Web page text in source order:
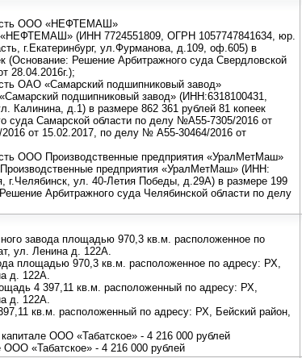
ООО «НЕФТЕМАШ»
(ИНН 7724551809, ОГРН 1057747841634, юр.
г.Екатеринбург, ул.Фурманова, д.109, оф.605) в
(Основание: Решение Арбитражного суда Свердловской
28.04.2016г.);
ОАО «Самарский подшипниковый завод»
подшипниковый завод» (ИНН:6318100431,
Калинина, д.1) в размере 862 361 рублей 81 копеек
суда Самарской области по делу №А55-7305/2016 от
от 15.02.2017, по делу № А55-30464/2016 от
ООО Производственные предприятия «УралМетМаш»
предприятия «УралМетМаш» (ИНН:
г.Челябинск, ул. 40-Летия Победы, д.29А) в размере 199
Арбитражного суда Челябинской области по делу
завода площадью 970,3 кв.м. расположенное по
ул. Ленина д. 122А.
площадью 970,3 кв.м. расположенное по адресу: РХ,
д. 122А.
4 397,11 кв.м. расположенный по адресу: РХ,
д. 122А.
кв.м. расположенный по адресу: РХ, Бейский район,
ООО «Табатское» - 4 216 000 рублей
«Табатское» - 4 216 000 рублей